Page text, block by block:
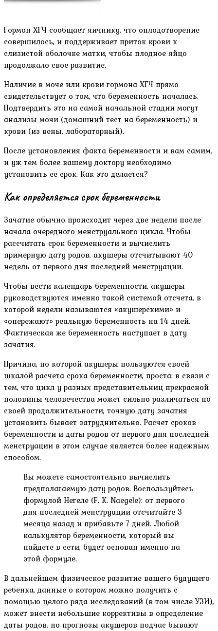
Гормон ХГЧ сообщает яичнику, что оплодотворение
совершилось, и поддерживает приток крови к
слизистой оболочке матки, чтобы плодное яйцо
продолжало свое развитие.
Наличие в моче или крови гормона ХГЧ прямо
свидетельствует о том, что беременность началась.
Подтвердить это на самой начальной стадии могут
анализы мочи (домашний тест на беременность) и
крови (из вены, лабораторный).
После установления факта беременности и вам самим,
и уж тем более вашему доктору необходимо
установить ее срок. Как это делается?
Как определяется срок беременности
Зачатие обычно происходит через две недели после
начала очередного менструального цикла. Чтобы
рассчитать срок беременности и вычислить
примерную дату родов, акушеры отсчитывают 40
недель от первого дня последней менструации.
Чтобы вести календарь беременности, акушеры
руководствуются именно такой системой отсчета, в
которой недели называются «акушерскими» и
«опережают» реальную беременность на 14 дней.
Фактическая же беременность наступает в дату
зачатия.
Причина, по которой акушеры пользуются своей
шкалой расчета срока беременности, проста: в связи с
тем, что цикл у разных представительниц прекрасной
половины человечества может сильно различаться по
своей продолжительности, точную дату зачатия
установить бывает затруднительно. Расчет сроков
беременности и даты родов от первого дня последней
менструации в этом случае является более надежным
способом.
Вы можете самостоятельно вычислить
предполагаемую дату родов. Воспользуйтесь
формулой Негеле (F. K. Naegele): от первого
дня последней менструации отсчитайте 3
месяца назад и прибавьте 7 дней. Любой
калькулятор беременности, который вы
найдете в сети, будет основан именно на
этой формуле.
В дальнейшем физическое развитие вашего будущего
ребенка, данные о котором можно получить с
помощью целого ряда исследований (в том числе УЗИ),
может внести небольшие коррективы в определение
даты родов, но прогнозы акушеров подчас бывают